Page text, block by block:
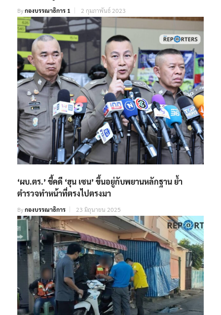
Byกองบรรณาธิการ 1 2 กุมภาพันธ์ 2023
‘ผบ.ตร.’ ชี้คดี ‘ฮุน เซน’ ขึ้นอยู่กับพยานหลักฐาน ย้ำ
ตำรวจทำหน้าที่ตรงไปตรงมา
Byกองบรรณาธิการ 23 มิถุนายน 2025